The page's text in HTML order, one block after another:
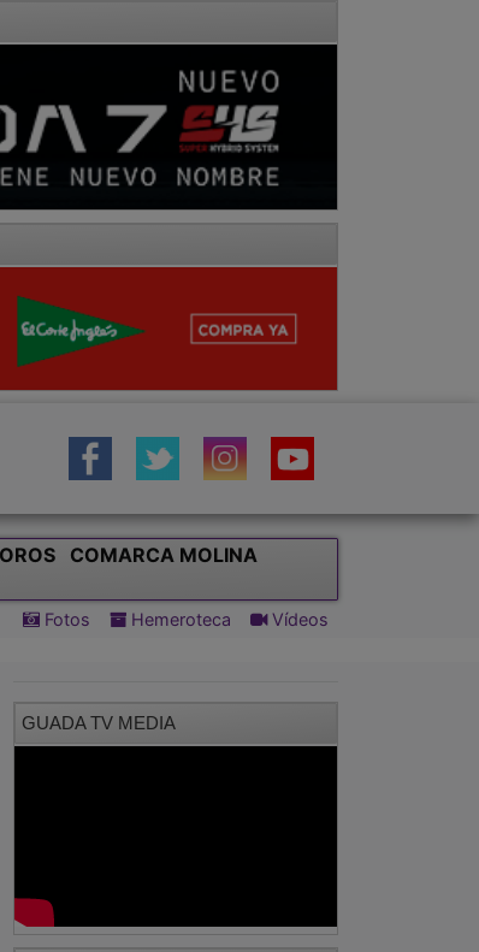
COMARCA MOLINA
Fotos Hemeroteca Vídeos
GUADA TV MEDIA